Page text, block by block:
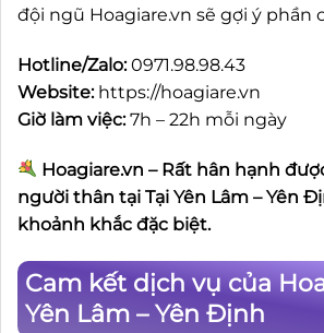
đội ngũ Hoagiare.vn sẽ gợi ý phần
Hotline/Zalo:0971.98.98.43
Website: https://hoagiare.vn
Giờ làm việc:7h – 22h mỗi ngày
Hoagiare.vn – Rất hân hạnh
người thân tại Tại Yên Lâm – Yên
khoảnh khắc đặc biệt.
Cam kết dịch vụ của
Yên Lâm – Yên Định